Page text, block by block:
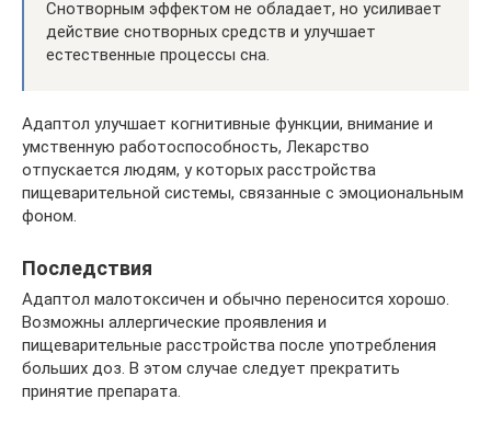
Снотворным эффектом не обладает, но усиливает
действие снотворных средств и улучшает
естественные процессы сна.
Адаптол улучшает когнитивные функции, внимание и
умственную работоспособность, Лекарство
отпускается людям, у которых расстройства
пищеварительной системы, связанные с эмоциональным
фоном.
Последствия
Адаптол малотоксичен и обычно переносится хорошо.
Возможны аллергические проявления и
пищеварительные расстройства после употребления
больших доз. В этом случае следует прекратить
принятие препарата.